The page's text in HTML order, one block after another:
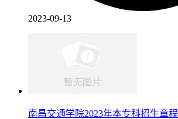
2023-09-13
南昌交通学院2023年本专科招生章程